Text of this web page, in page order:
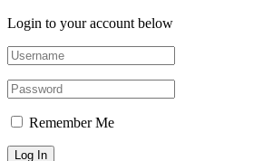
Login to your account below
Remember Me